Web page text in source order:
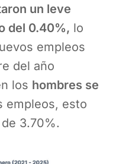
un leve
del 0.40%, lo
empleos
del año
los hombres se
empleos, esto
3.70%.